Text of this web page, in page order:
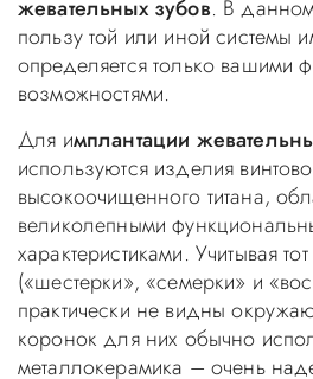
жевательных зубов. В
пользу той или иной системы
определяется только вашими
возможностями.
Для имплантации
используются изделия
высокоочищенного титана,
великолепными
характеристиками. Учитывая
(«шестерки», «семерки» и
практически не видны
коронок для них обычно
металлокерамика – очень